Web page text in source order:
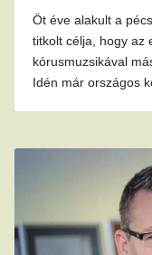
Öt éve alakult a
titkolt célja, hogy az
kórusmuzsikával
Idén már országos